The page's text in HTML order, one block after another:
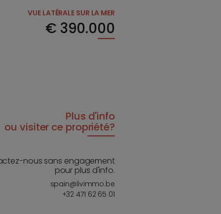
VUE LATÉRALE SUR LA MER
€ 390.000
Plus d'info
ou visiter ce propriété?
nous sans engagement
pour plus d'info.
spain@livimmo.be
+32 471 62 65 01